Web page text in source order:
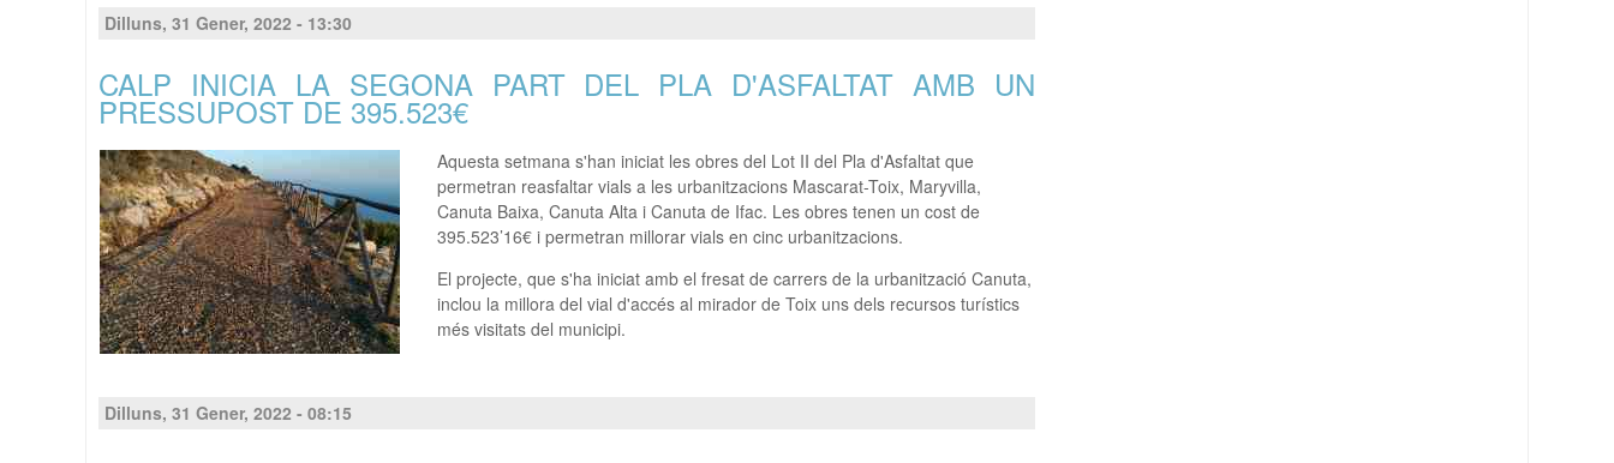
Dilluns, 31 Gener, 2022 - 13:30
CALP INICIA LA SEGONA PART DEL PLA D'ASFALTAT AMB UN
PRESSUPOST DE 395.523€
Aquesta setmana s'han iniciat les obres del Lot II del Pla d'Asfaltat que
permetran reasfaltar vials a les urbanitzacions Mascarat-Toix, Maryvilla,
Canuta Baixa, Canuta Alta i Canuta de Ifac. Les obres tenen un cost de
395.523’16€ i permetran millorar vials en cinc urbanitzacions.
El projecte, que s'ha iniciat amb el fresat de carrers de la urbanització Canuta,
inclou la millora del vial d'accés al mirador de Toix uns dels recursos turístics
més visitats del municipi.
Dilluns, 31 Gener, 2022 - 08:15